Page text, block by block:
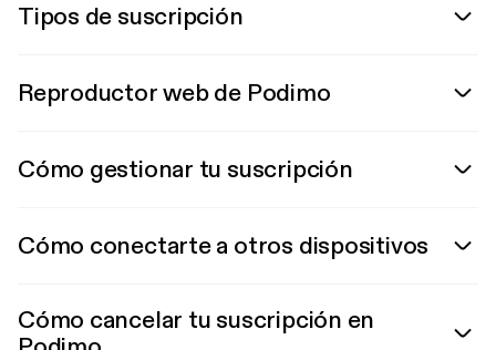
Tipos de suscripción
Reproductor web de Podimo
Cómo gestionar tu suscripción
Cómo conectarte a otros dispositivos
Cómo cancelar tu suscripción en